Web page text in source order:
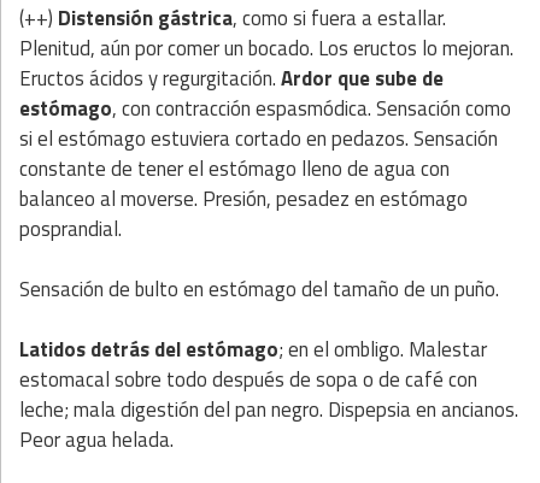
(++) Distensión gástrica, como si fuera a estallar.
Plenitud, aún por comer un bocado. Los eructos lo mejoran.
Eructos ácidos y regurgitación.Ardor que sube de
estómago, con contracción espasmódica. Sensación como
si el estómago estuviera cortado en pedazos. Sensación
constante de tener el estómago lleno de agua con
balanceo al moverse. Presión, pesadez en estómago
posprandial.
Sensación de bulto en estómago del tamaño de un puño.
Latidos detrás del estómago; en el ombligo. Malestar
estomacal sobre todo después de sopa o de café con
leche; mala digestión del pan negro. Dispepsia en ancianos.
Peor agua helada.